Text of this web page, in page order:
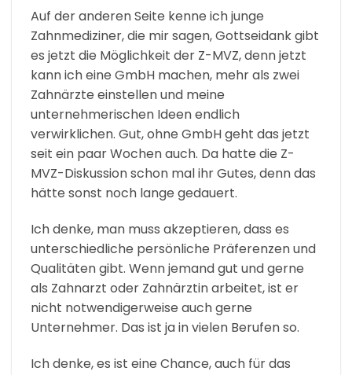
Auf der anderen Seite kenne ich junge
Zahnmediziner, die mir sagen, Gottseidank gibt
es jetzt die Möglichkeit der Z-MVZ, denn jetzt
kann ich eine GmbH machen, mehr als zwei
Zahnärzte einstellen und meine
unternehmerischen Ideen endlich
verwirklichen. Gut, ohne GmbH geht das jetzt
seit ein paar Wochen auch. Da hatte die Z-
MVZ-Diskussion schon mal ihr Gutes, denn das
hätte sonst noch lange gedauert.
Ich denke, man muss akzeptieren, dass es
unterschiedliche persönliche Präferenzen und
Qualitäten gibt. Wenn jemand gut und gerne
als Zahnarzt oder Zahnärztin arbeitet, ist er
nicht notwendigerweise auch gerne
Unternehmer. Das ist ja in vielen Berufen so.
Ich denke, es ist eine Chance, auch für das